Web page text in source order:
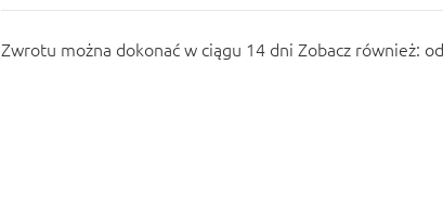
Zwrotu można dokonać w ciągu 14 dni Zobacz również: